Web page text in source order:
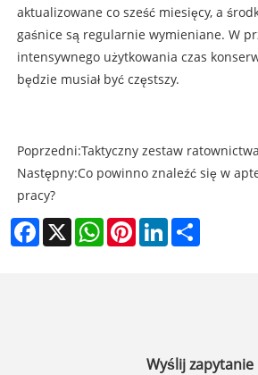
aktualizowane co sześć miesięcy, a
gaśnice są regularnie wymieniane. W
intensywnego użytkowania czas
będzie musiał być częstszy.
Poprzedni:Taktyczny zestaw
Następny:Co powinno znaleźć się w
pracy?
Facebook
X WhatsAppPinterestLinkedIn
Wyślij zapytanie